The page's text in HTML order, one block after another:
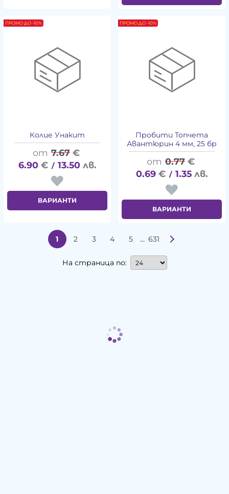
Колие Унакит
7.67 €
6.90 € / 13.50 лв.
ВАРИАНТИ
ПРОМО ДО -10%
Пробити Топчета
Авантюрин 4 мм, 25 бр
0.77 €
0.69 € / 1.35 лв.
ВАРИАНТИ
ПРОМО ДО -10%
1 2 3 4 5 ... 631
На страница по: